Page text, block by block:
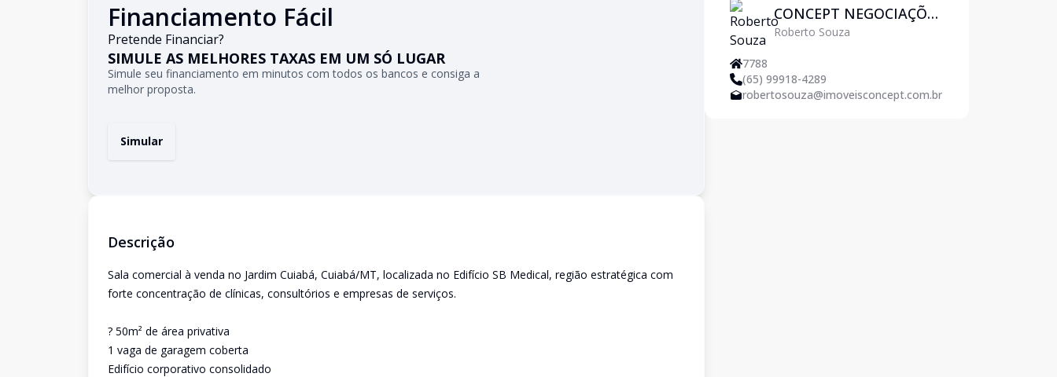
Financiamento Fácil
Pretende Financiar?
SIMULE AS MELHORES TAXAS EM UM SÓ LUGAR
Simule seu financiamento em minutos com todos os bancos e consiga a
melhor proposta.
Simular
Descrição
Sala comercial à venda no Jardim Cuiabá, Cuiabá/MT, localizada no Edifício SB Medical, região estratégica com
forte concentração de clínicas, consultórios e empresas de serviços.
? 50m² de área privativa
1 vaga de garagem coberta
Edifício corporativo consolidado
CONCEPT NEGOCIAÇÕES
IMOBILIÁRIAS
Roberto Souza
7788
(65) 99918-4289
robertosouza@imoveisconcept.com.br